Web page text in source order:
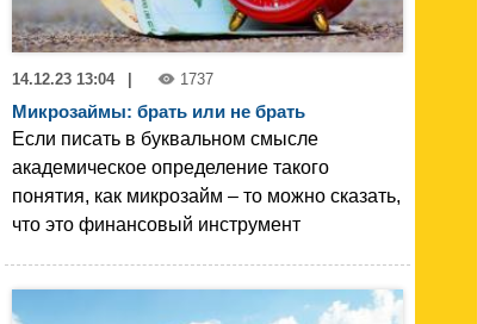
14.12.23 13:04 | 1737
Микрозаймы: брать или не брать
Если писать в буквальном смысле
академическое определение такого
понятия, как микрозайм – то можно сказать,
что это финансовый инструмент